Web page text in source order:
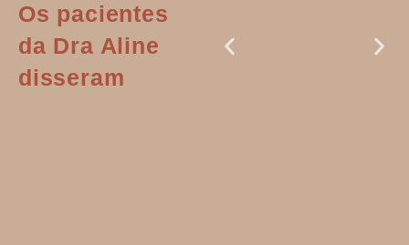
Os pacientes
da Dra Aline
disseram